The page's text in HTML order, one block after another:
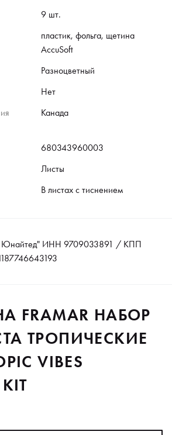
9 шт.
пластик, фольга, щетина
AccuSoft
Разноцветный
Нет
Канада
680343960003
Листы
В листах с тиснением
ИНН 9709033891 / КПП
FRAMAR НАБОР
ТРОПИЧЕСКИЕ
VIBES